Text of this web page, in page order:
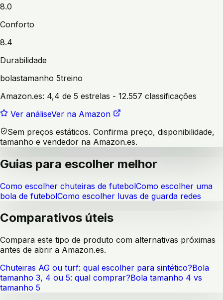
8.0
Conforto
8.4
Durabilidade
bolastamanho 5treino
Amazon.es: 4,4 de 5 estrelas - 12.557 classificações
Ver análiseVer na Amazon
Sem preços estáticos. Confirma preço, disponibilidade,
tamanho e vendedor na Amazon.es.
Guias para escolher melhor
Como escolher chuteiras de futebolComo escolher uma
bola de futebolComo escolher luvas de guarda redes
Comparativos úteis
Compara este tipo de produto com alternativas próximas
antes de abrir a Amazon.es.
Chuteiras AG ou turf: qual escolher para sintético?Bola
tamanho 3, 4 ou 5: qual comprar?Bola tamanho 4 vs
tamanho 5